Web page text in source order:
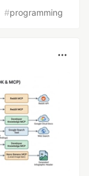
#programming